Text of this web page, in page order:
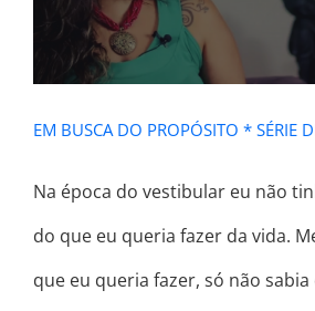
EM BUSCA DO PROPÓSITO * SÉRIE
Na época do vestibular eu não
do que eu queria fazer da vida.
que eu queria fazer, só não